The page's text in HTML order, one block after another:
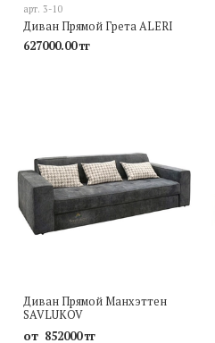
арт. 3-10
Диван Прямой Грета ALERI
627000.00 тг
Диван Прямой Манхэттен
SAVLUKOV
от 852000 тг